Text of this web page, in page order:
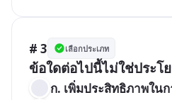
# 3 เลือกประเภท
ข้อใดต่อไปนี้ไม่ใช่ประโ
ก. เพิ่มประสิทธิภาพใน